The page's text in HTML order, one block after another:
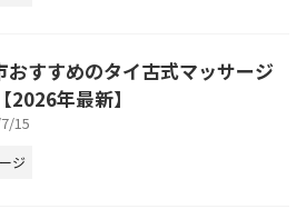
おすすめのタイ古式マッサージ
2026年最新】
15
ジ